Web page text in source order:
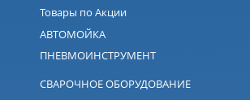
Товары по Акции
АВТОМОЙКА
ПНЕВМОИНСТРУМЕНТ
СВАРОЧНОЕ ОБОРУДОВАНИЕ